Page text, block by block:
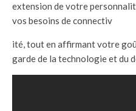
extension de votre
vos besoins de connectiv
ité, tout en affirmant votre
garde de la technologie et du